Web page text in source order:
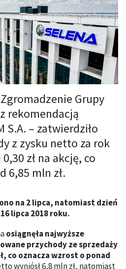
Grupy
rekomendacją
S.A. – zatwierdziło
z zysku netto za rok
zł na akcję, co
6,85 mln zł.
na 2 lipca, natomiast dzień
lipca 2018 roku.
osiągnęła najwyższe
przychody ze sprzedaży
co oznacza wzrost o ponad
wyniósł 6,8 mln zł, natomiast